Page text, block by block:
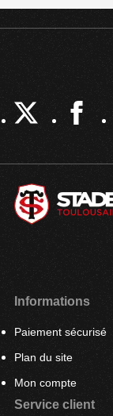
Informations
Paiement sécurisé
Plan du site
Mon compte
Service client